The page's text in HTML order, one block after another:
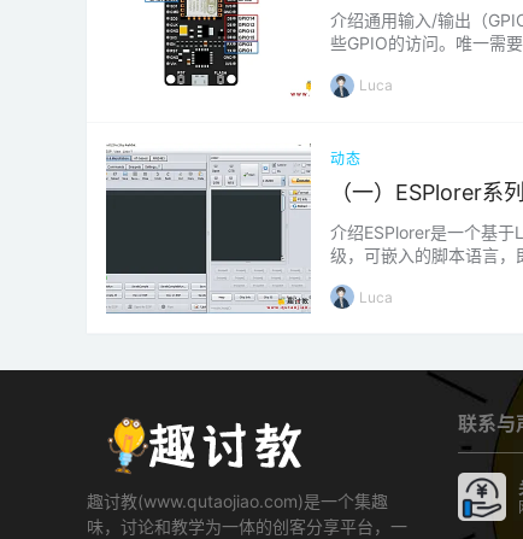
介绍通用输入/输出（
些GPIO的访问。唯一需
Luca
动态
（一）ESPlorer系
介绍ESPlorer是一个基
级，可嵌入的脚本语言，
Luca
趣讨教(www.qutaojiao.com)是一个集趣
味，讨论和教学为一体的创客分享平台，一
联系与